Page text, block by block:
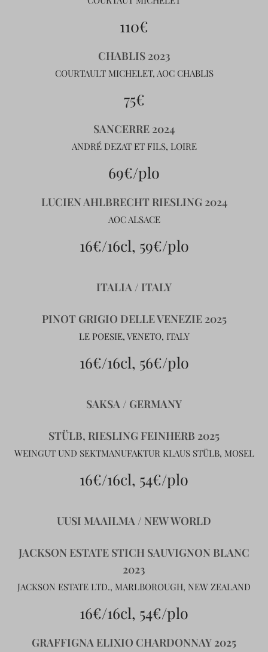
110€
CHABLIS 2023
COURTAULT MICHELET, AOC CHABLIS
75€
SANCERRE 2024
ANDRÉ DEZAT ET FILS, LOIRE
69€/plo
LUCIEN AHLBRECHT RIESLING 2024
AOC ALSACE
16€/16cl, 59€/plo
ITALIA / ITALY
PINOT GRIGIO DELLE VENEZIE 2025
LE POESIE, VENETO, ITALY
16€/16cl, 56€/plo
SAKSA / GERMANY
STÜLB, RIESLING FEINHERB 2025
WEINGUT UND SEKTMANUFAKTUR KLAUS STÜLB, MOSEL
16€/16cl, 54€/plo
UUSI MAAILMA / NEW WORLD
JACKSON ESTATE STICH SAUVIGNON BLANC
2023
JACKSON ESTATE LTD., MARLBOROUGH, NEW ZEALAND
16€/16cl, 54€/plo
GRAFFIGNA ELIXIO CHARDONNAY 2025